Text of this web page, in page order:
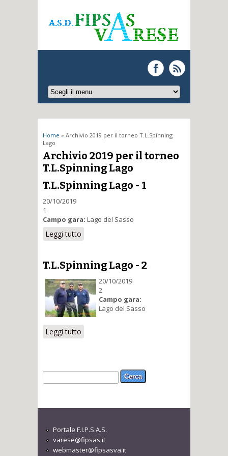
Tu sei qui
Home » Archivio 2019 per il torneo T.L.Spinning
Lago
Archivio 2019 per il torneo
T.L.Spinning Lago
T.L.Spinning Lago - 1
20/10/2019
1
Campo gara: Lago del Sasso
Leggi tutto
T.L.Spinning Lago - 2
20/10/2019
2
Campo gara:
Lago del Sasso
Leggi tutto
Form di ricerca
Cerca
Portale F.I.P.S.A.S.
varese@fipsas.it
webmaster@fipsasva.it